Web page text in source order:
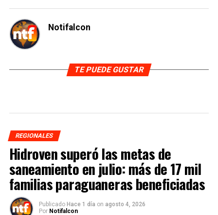
Notifalcon
TE PUEDE GUSTAR
REGIONALES
Hidroven superó las metas de
saneamiento en julio: más de 17 mil
familias paraguaneras beneficiadas
Publicado Hace 1 día on agosto 4, 2026
Por Notifalcon